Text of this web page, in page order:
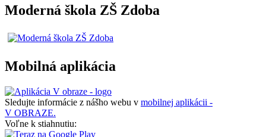
Moderná škola ZŠ Zdoba
Mobilná aplikácia
Sledujte informácie z nášho webu v mobilnej aplikácii -
V OBRAZE.
Voľne k stiahnutiu: